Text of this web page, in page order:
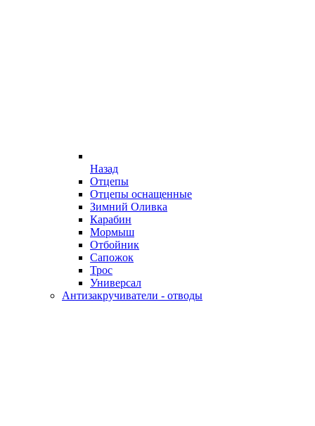
Назад
Отцепы
Отцепы оснащенные
Зимний Оливка
Карабин
Мормыш
Отбойник
Сапожок
Трос
Универсал
Антизакручиватели - отводы